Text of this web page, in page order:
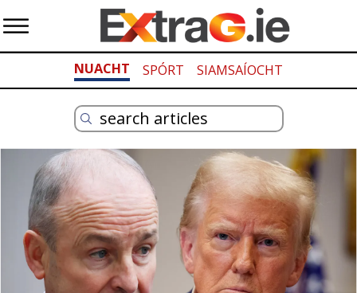
NUACHT SPÓRT SIAMSAÍOCHT